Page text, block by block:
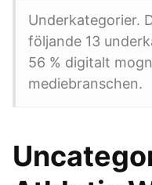
Underkategorier.
följande 13
56 % digitalt
mediebranschen.